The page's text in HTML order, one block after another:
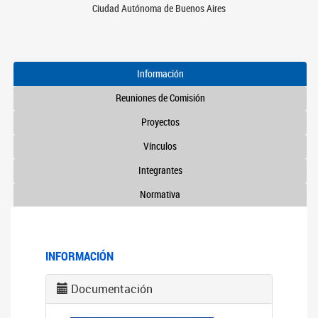
Ciudad Autónoma de Buenos Aires
Información
Reuniones de Comisión
Proyectos
Vínculos
Integrantes
Normativa
INFORMACIÓN
Documentación